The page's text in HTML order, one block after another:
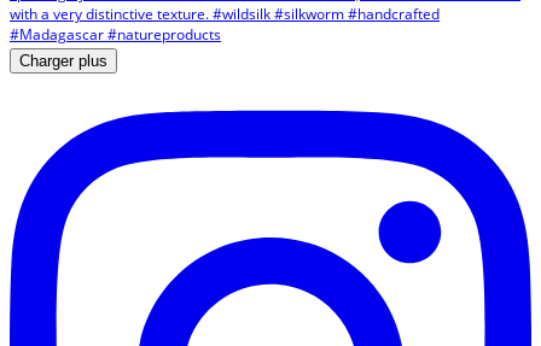
Charger plus